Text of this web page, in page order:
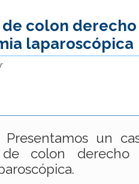
de colon
laparoscópica
Presentamos un
de colon